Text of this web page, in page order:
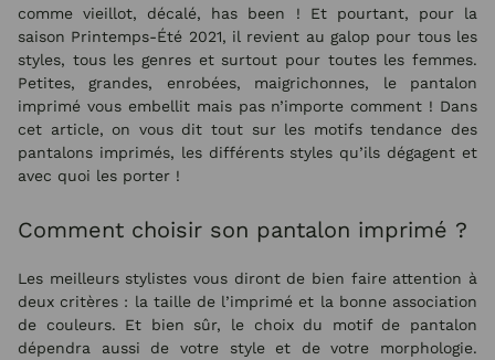
comme vieillot, décalé, has been ! Et pourtant, pour la
saison Printemps-Été 2021, il revient au galop pour tous les
styles, tous les genres et surtout pour toutes les femmes.
Petites, grandes, enrobées, maigrichonnes, le pantalon
imprimé vous embellit mais pas n’importe comment ! Dans
cet article, on vous dit tout sur les motifs tendance des
pantalons imprimés, les différents styles qu’ils dégagent et
avec quoi les porter !
Comment choisir son pantalon imprimé ?
Les meilleurs stylistes vous diront de bien faire attention à
deux critères : la taille de l’imprimé et la bonne association
de couleurs. Et bien sûr, le choix du motif de pantalon
dépendra aussi de votre style et de votre morphologie.